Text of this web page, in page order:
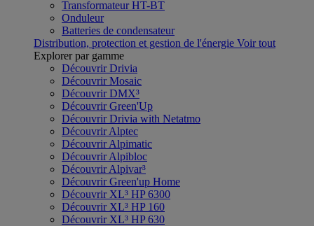
Transformateur HT-BT
Onduleur
Batteries de condensateur
Distribution, protection et gestion de l'énergie Voir tout
Explorer par gamme
Découvrir Drivia
Découvrir Mosaic
Découvrir DMX³
Découvrir Green'Up
Découvrir Drivia with Netatmo
Découvrir Alptec
Découvrir Alpimatic
Découvrir Alpibloc
Découvrir Alpivar³
Découvrir Green'up Home
Découvrir XL³ HP 6300
Découvrir XL³ HP 160
Découvrir XL³ HP 630